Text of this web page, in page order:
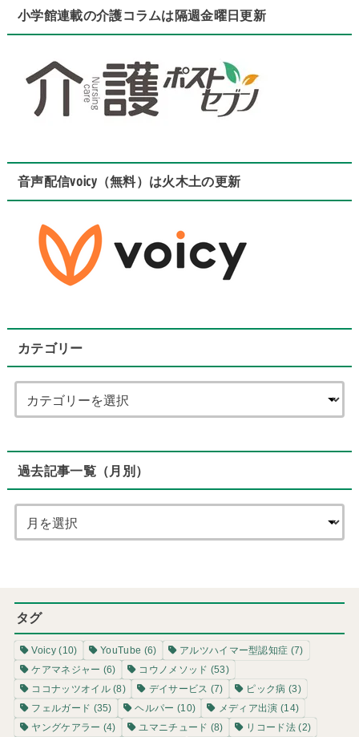
小学館連載の介護コラムは隔週金曜日更新
音声配信voicy（無料）は火木土の更新
カテゴリー
過去記事一覧（月別）
タグ
Voicy(10) YouTube (6) アルツハイマー型認知症 (7)
ケアマネジャー (6) コウノメソッド (53)
ココナッツオイル(8) デイサービス (7) ピック病 (3)
フェルガード (35) ヘルパー (10) メディア出演 (14)
ヤングケアラー (4) ユマニチュード (8) リコード法(2)